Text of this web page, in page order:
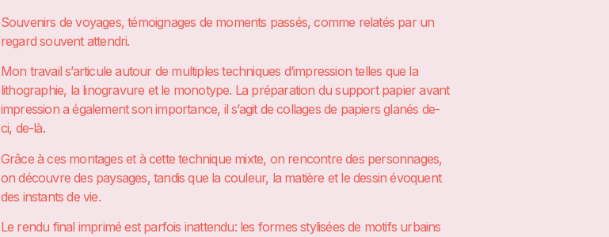
Souvenirs de voyages, témoignages de moments passés, comme relatés par un
regard souvent attendri.
Mon travail s’articule autour de multiples techniques d’impression telles que la
lithographie, la linogravure et le monotype. La préparation du support papier avant
impression a également son importance, il s’agit de collages de papiers glanés de-
ci, de-là.
Grâce à ces montages et à cette technique mixte, on rencontre des personnages,
on découvre des paysages, tandis que la couleur, la matière et le dessin évoquent
des instants de vie.
Le rendu final imprimé est parfois inattendu: les formes stylisées de motifs urbains